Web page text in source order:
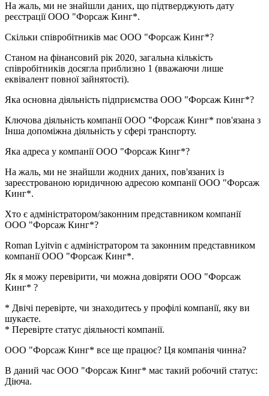
На жаль, ми не знайшли даних, що підтверджують дату
реєстраціїООО "Форсаж Кинг*.
Скільки співробітників має ООО "Форсаж Кинг*?
Станом на фінансовий рік 2020, загальна кількість
співробітників досягла приблизно 1 (вважаючи лише
еквівалент повної зайнятості).
Яка основна діяльність підприємства ООО "Форсаж Кинг*?
Ключова діяльність компанії ООО "Форсаж Кинг* пов'язана з
Інша допоміжна діяльність у сфері транспорту.
Яка адреса у компаніїООО "Форсаж Кинг*?
На жаль, ми не знайшли жодних даних, пов'язаних із
зареєстрованою юридичною адресою компаніїООО "Форсаж
Кинг*.
Хто є адміністратором/законним представником компанії
ООО "Форсаж Кинг*?
Roman Lyitvin є адміністратором та законним представником
компанії ООО "Форсаж Кинг*.
Як я можу перевірити, чи можна довіряти ООО "Форсаж
Кинг* ?
* Двічі перевірте, чи знаходитесь у профілі компанії, яку ви
шукаєте.
* Перевірте статус діяльності компанії.
ООО "Форсаж Кинг* все ще працює? Ця компанія чинна?
В даний час ООО "Форсаж Кинг* має такий робочий статус:
Діюча.